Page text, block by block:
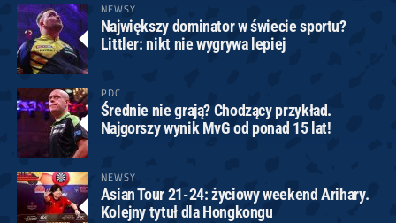
NEWSY
Największy dominator w świecie sportu?
Littler: nikt nie wygrywa lepiej
PDC
Średnie nie grają? Chodzący przykład.
Najgorszy wynik MvG od ponad 15 lat!
NEWSY
Asian Tour 21-24: życiowy weekend Arihary.
Kolejny tytuł dla Hongkongu